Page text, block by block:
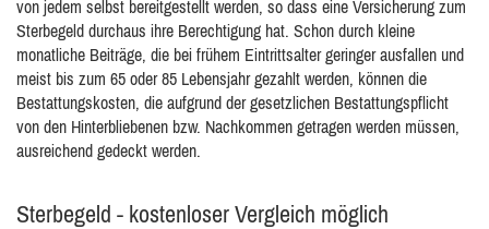
von jedem selbst bereitgestellt werden, so dass eine Versicherung zum
Sterbegeld durchaus ihre Berechtigung hat. Schon durch kleine
monatliche Beiträge, die bei frühem Eintrittsalter geringer ausfallen und
meist bis zum 65 oder 85 Lebensjahr gezahlt werden, können die
Bestattungskosten, die aufgrund der gesetzlichen Bestattungspflicht
von den Hinterbliebenen bzw. Nachkommen getragen werden müssen,
ausreichend gedeckt werden.
Sterbegeld - kostenloser Vergleich möglich